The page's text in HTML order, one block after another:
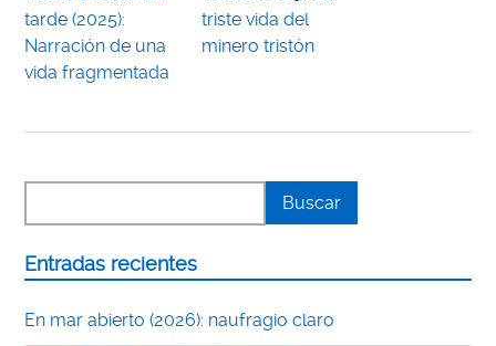
tarde (2025):
Narración de una
vida fragmentada
triste vida del
minero tristón
Entradas recientes
En mar abierto (2026): naufragio claro